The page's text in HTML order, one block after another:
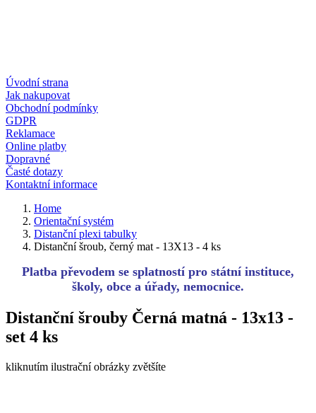
Úvodní strana
Jak nakupovat
Obchodní podmínky
GDPR
Reklamace
Online platby
Dopravné
Časté dotazy
Kontaktní informace
Home
Orientační systém
Distanční plexi tabulky
Distanční šroub, černý mat - 13X13 - 4 ks
Platba převodem se splatností pro státní instituce,
školy, obce a úřady, nemocnice.
Distanční šrouby Černá matná - 13x13 -
set 4 ks
kliknutím ilustrační obrázky zvětšíte